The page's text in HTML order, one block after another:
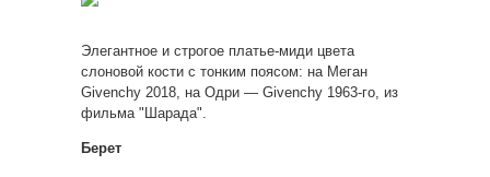
Элегантное и строгое платье-миди цвета
слоновой кости с тонким поясом: на Меган
Givenchy 2018, на Одри — Givenchy 1963-го, из
фильма "Шарада".
Берет